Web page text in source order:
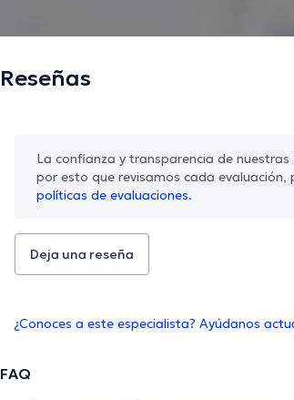
Reseñas
La confianza y transparencia de
por esto que revisamos cada
políticas de evaluaciones.
Deja una reseña
¿Conoces a este especialista? Ayúdanos
FAQ